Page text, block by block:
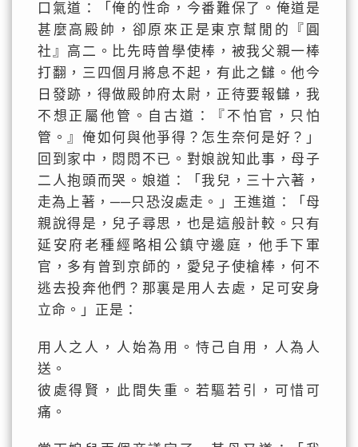
口氣道：「俺的性命，今番難保了。俺道是
甚麼高殿帥，卻原來正是東京幫閒的『圓
社』高二。比先時曾學使棒，被我父親一棒
打翻，三四個月將息不起，有此之讎。他今
日發跡，得做殿帥府太尉，正待要報讎，我
不想正屬他管。自古道：『不怕官，只怕
管。』俺如何與他爭得？怎生奈何是好？」
回到家中，悶悶不已。對娘說知此事，母子
二人抱頭而哭。娘道：「我兒，三十六著，
走為上著，──只恐沒處走。」王進道：「母
親說得是，兒子尋思，也是這般計較。只有
延安府老種經略相公鎮守邊庭，他手下軍
官，多有曾到京師的，愛兒子使槍棒，何不
逃去投奔他們？那裏是用人去處，足可安身
立命。」正是：
用人之人，人始為用。恃己自用，人為人
送。
彼處得賢，此間失重。若驅若引，可惜可
痛。